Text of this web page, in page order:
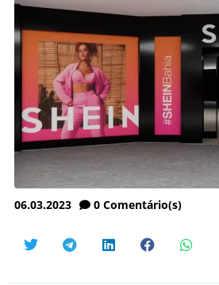
06.03.2023 0 Comentário(s)